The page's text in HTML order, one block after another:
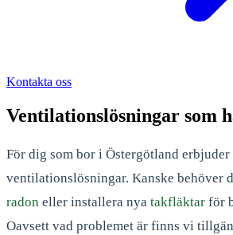
Kontakta oss
Ventilationslösningar som
För dig som bor i Östergötland
ventilationslösningar. Kanske behöver
radon eller installera nya takfläktar för
Oavsett vad problemet är finns vi